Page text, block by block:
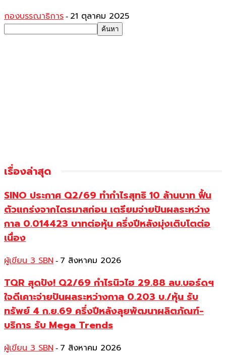
กองบรรณาธิการ - 21 ตุลาคม 2025
เรื่องล่าสุด
SINO ประกาศ Q2/69 ทำกำไรสุทธิ 10 ล้านบาท ฟื้น
ตัวแกร่งจากไตรมาสก่อน เตรียมจ่ายปันผลระหว่าง
กาล 0.014423 บาทต่อหุ้น ครึ่งปีหลังมุ่งเติบโตต่อ
เนื่อง
ผู้เขียน 3 SBN - 7 สิงหาคม 2026
TQR สุดปัง! Q2/69 กำไรนิวไฮ 29.88 ลบ.บอร์ดฯ
ใจดีเคาะจ่ายปันผลระหว่างกาล 0.203 บ./หุ้น รับ
ทรัพย์ 4 ก.ย.69 ครึ่งปีหลังลุยพัฒนาผลิตภัณฑ์-
บริการ รับ Mega Trends
ผู้เขียน 3 SBN - 7 สิงหาคม 2026